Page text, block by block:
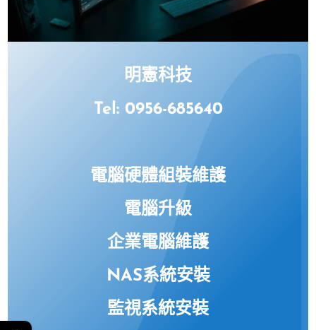
明憲科技
Tel: 0956-685640
電腦硬體組裝維護
電腦升級
企業電腦維護
NAS系統安裝
監視系統安裝